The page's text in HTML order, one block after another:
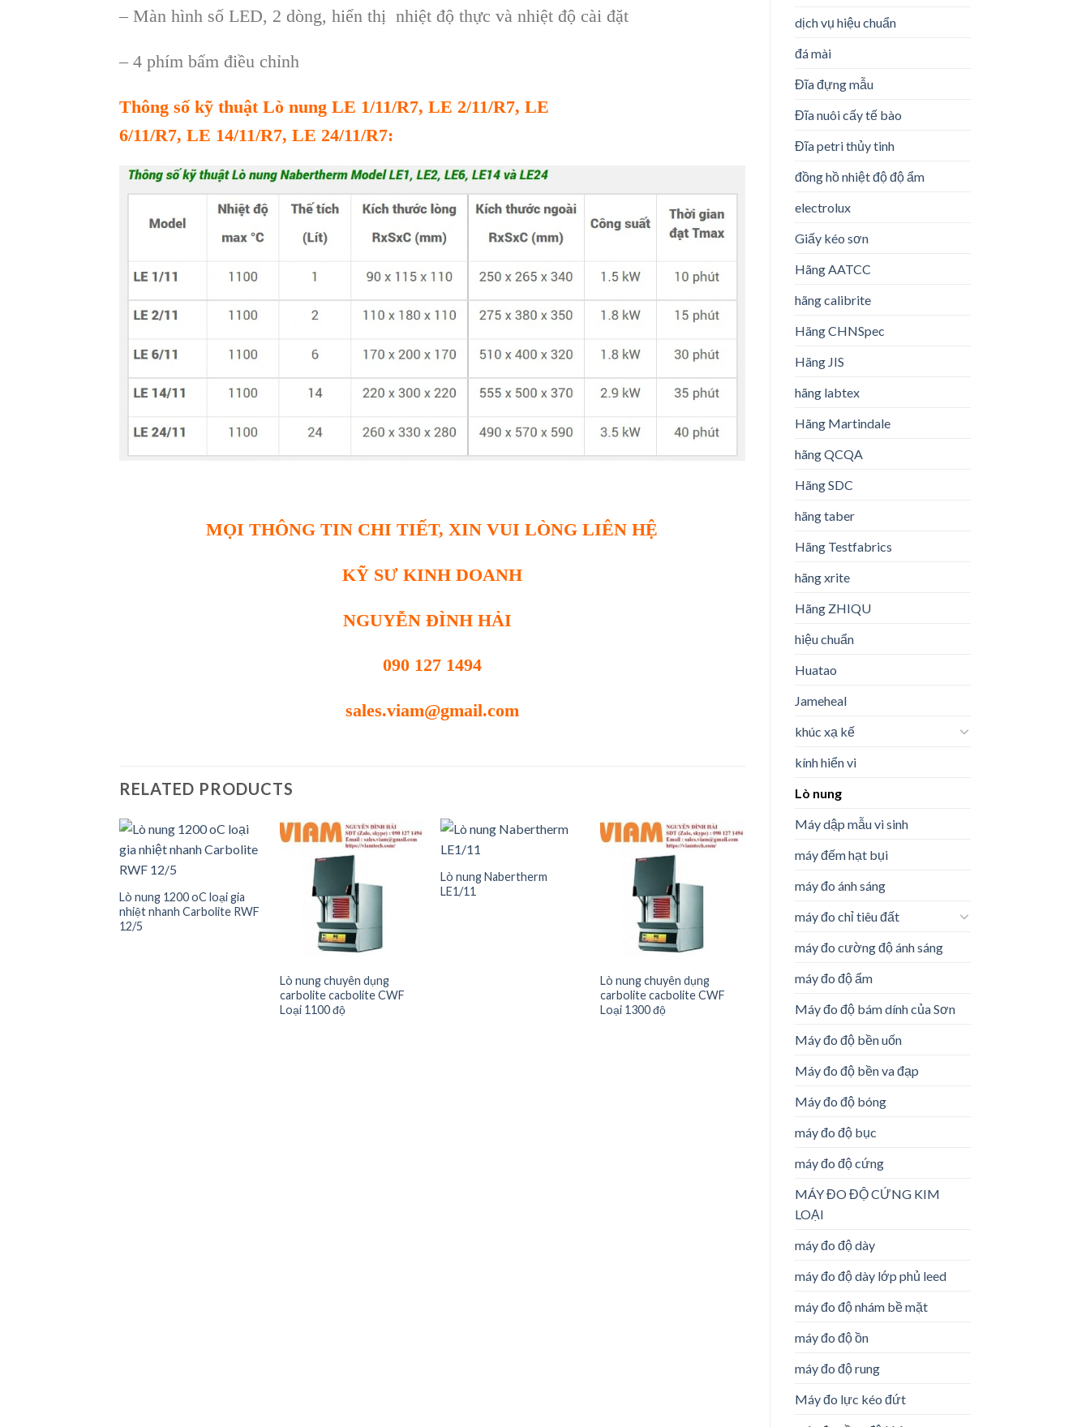
dịch vụ hiệu chuẩn
đá mài
Đĩa đựng mẫu
Đĩa nuôi cấy tế bào
Đĩa petri thủy tinh
đồng hồ nhiệt độ độ ẩm
electrolux
Giấy kéo sơn
Hãng AATCC
hãng calibrite
Hãng CHNSpec
Hãng JIS
hãng labtex
Hãng Martindale
hãng QCQA
Hãng SDC
hãng taber
Hãng Testfabrics
hãng xrite
Hãng ZHIQU
hiệu chuẩn
Huatao
Jameheal
khúc xạ kế
kính hiển vi
Lò nung
Máy dập mẫu vi sinh
máy đếm hạt bụi
máy đo ánh sáng
máy đo chỉ tiêu đất
máy đo cường độ ánh sáng
máy đo độ ẩm
Máy đo độ bám dính của Sơn
Máy đo độ bền uốn
Máy đo độ bền va đạp
Máy đo độ bóng
máy đo độ bục
máy đo độ cứng
MÁY ĐO ĐỘ CỨNG KIM
LOẠI
máy đo độ dày
máy đo độ dày lớp phủ leed
máy đo độ nhám bề mặt
máy đo độ ồn
máy đo độ rung
Máy đo lực kéo đứt
– Màn hình số LED, 2 dòng, hiển thị nhiệt độ thực và nhiệt độ cài đặt
– 4 phím bấm điều chỉnh
Thông số kỹ thuậtLò nung LE 1/11/R7, LE 2/11/R7, LE
6/11/R7, LE 14/11/R7, LE 24/11/R7:
MỌI THÔNG TIN CHI TIẾT, XIN VUI LÒNG LIÊN HỆ
KỸ SƯ KINH DOANH
NGUYỄN ĐÌNH HẢI
090 127 1494
sales.viam@gmail.com
RELATED PRODUCTS
Add to
wishlist
Lò nung 1200 oC loại gia
nhiệt nhanh Carbolite RWF
12/5
Lò nung chuyên dụng
carbolite cacbolite CWF
Loại 1100 độ
Lò nung Nabertherm
LE1/11
Lò nung chuyên dụng
carbolite cacbolite CWF
Loại 1300 độ